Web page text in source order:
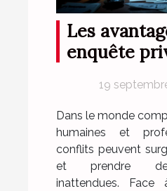
Les
enquête
19
Dans le monde
humaines et
conflits peuvent
et prendre
inattendues. Face